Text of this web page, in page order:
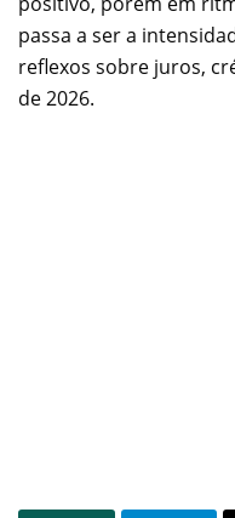
passa a ser a
reflexos sobre juros,
de 2026.